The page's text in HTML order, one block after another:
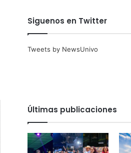
Siguenos en Twitter
Tweets by NewsUnivo
Últimas publicaciones